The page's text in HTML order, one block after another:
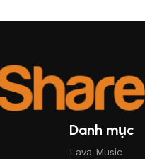
Danh mục
Lava Music